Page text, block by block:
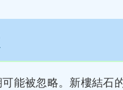
能被忽略。新樓結石